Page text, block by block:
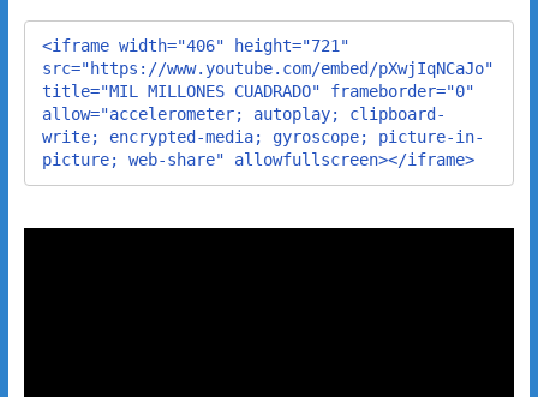
<iframe width="406" height="721"
src="https://www.youtube.com/embed/pXwjIqNCaJo"
title="MIL MILLONES CUADRADO" frameborder="0"
allow="accelerometer; autoplay; clipboard-
write; encrypted-media; gyroscope; picture-in-
picture; web-share" allowfullscreen></iframe>